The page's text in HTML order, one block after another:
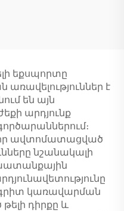
եքսպորտը
է
են այն
արդյունք
իր ավտոմատացված
նշանակալի
կառավարման
դիրքը և